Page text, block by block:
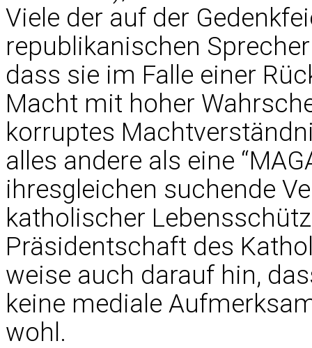
Viele der auf der
republikanischen
dass sie im Falle einer
Macht mit hoher
korruptes
alles andere als eine
ihresgleichen suchende
katholischer
Präsidentschaft des
weise auch darauf hin,
keine mediale
wohl.